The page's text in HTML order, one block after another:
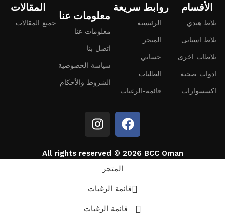
المقالات
جميع المقالات
معلومات عنا
معلومات عنا
اتصل بنا
سياسة الخصوصية
الشروط والأحكام
روابط سريعة
الرئيسية
المتجر
حسابي
الطلبات
قائمة-الرغبات
الأقسام
بلاط هندي
بلاط اسبانى
بلاطات اخرى
ادوات صحية
اكسسوارات
All rights reserved © 2026 BCC Oman
المتجر
قائمة الرغبات
قائمة الرغبات